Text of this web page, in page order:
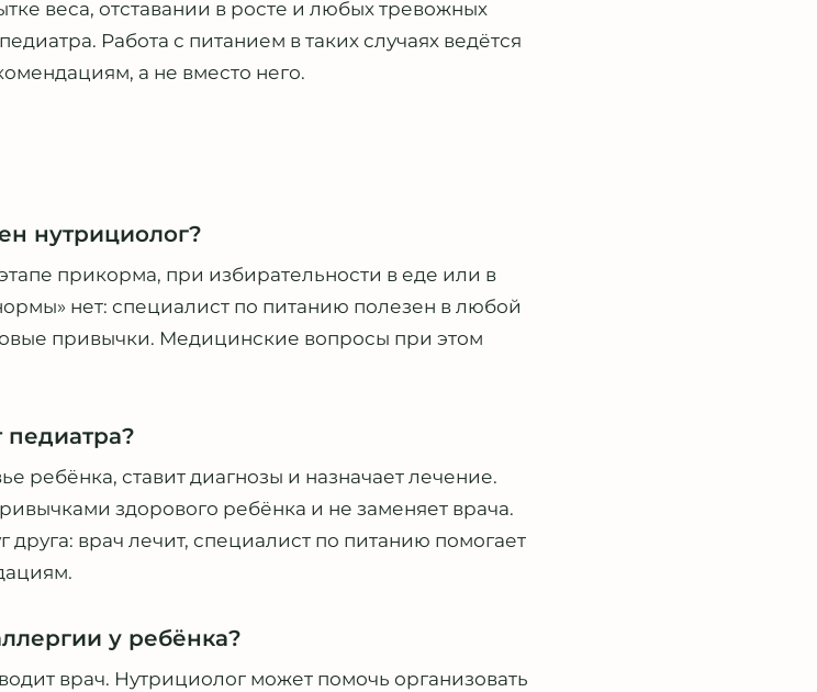
веса, отставании в росте и любых тревожных
Работа с питанием в таких случаях ведётся
а не вместо него.
нутрициолог?
прикорма, при избирательности в еде или в
нет: специалист по питанию полезен в любой
привычки. Медицинские вопросы при этом
педиатра?
ребёнка, ставит диагнозы и назначает лечение.
здорового ребёнка и не заменяет врача.
врач лечит, специалист по питанию помогает
у ребёнка?
врач. Нутрициолог может помочь организовать